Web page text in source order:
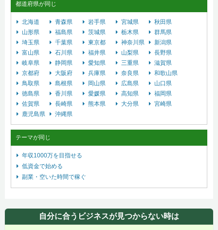
都道府県が同じ
北海道 青森県 岩手県 宮城県
秋田県
山形県
福島県 茨城県 栃木県
群馬県
埼玉県
千葉県 東京都 神奈川県
新潟県
富山県
石川県 福井県 山梨県
長野県
岐阜県
静岡県 愛知県 三重県
滋賀県
京都府
大阪府 兵庫県 奈良県
和歌山県
鳥取県
島根県 岡山県 広島県
山口県
徳島県
香川県 愛媛県 高知県
福岡県
佐賀県
長崎県 熊本県 大分県
宮崎県
鹿児島県
沖縄県
テーマが同じ
年収1000万を目指せる
低資金で始める
副業・空いた時間で稼ぐ
自分に合うビジネスが見つからない時は